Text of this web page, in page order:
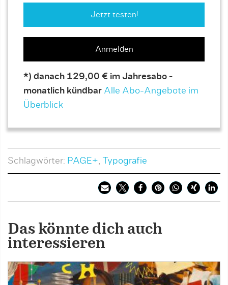
Jetzt testen!
Anmelden
*) danach 129,00 € im Jahresabo -
monatlich kündbar Alle Abo-Angebote im
Überblick
Schlagwörter: PAGE+, Typografie
Das könnte dich auch
interessieren